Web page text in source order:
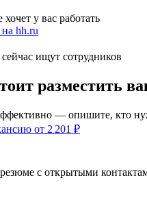
у вас работать
hh.ru
сейчас ищут сотрудников
разместить
— опишите, кто
от 2 201 ₽
с открытыми